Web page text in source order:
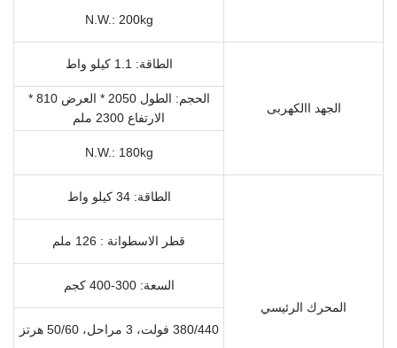
N.W.: 200kg
الجهد االكهربى
الطاقة: 1.1 كيلو واط
الحجم: الطول 2050 * العرض 810 *
الارتفاع 2300 ملم
N.W.: 180kg
المحرك الرئيسي
الطاقة: 34 كيلو واط
قطر الاسطوانة : 126 ملم
السعة: 300-400 كجم
380/440 فولت، 3 مراحل، 50/60 هرتز